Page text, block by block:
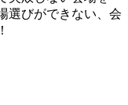
選びができない、会